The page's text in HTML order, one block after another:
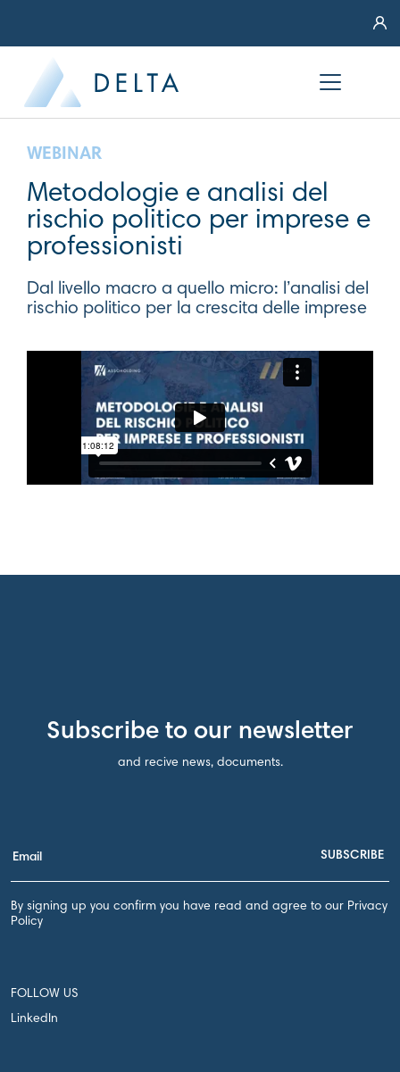
WEBINAR
Metodologie e analisi del
rischio politico per imprese e
professionisti
Dal livello macro a quello micro: l’analisi del
rischio politico per la crescita delle imprese
Subscribe to our newsletter
and recive news, documents.
By signing up you confirm you have read and agree to our Privacy
Policy
FOLLOW US
LinkedIn